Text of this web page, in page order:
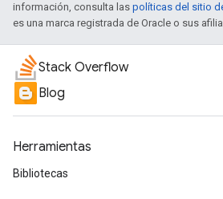
información, consulta las políticas del sitio
es una marca registrada de Oracle o sus
Stack Overflow
Blog
Herramientas
Bibliotecas